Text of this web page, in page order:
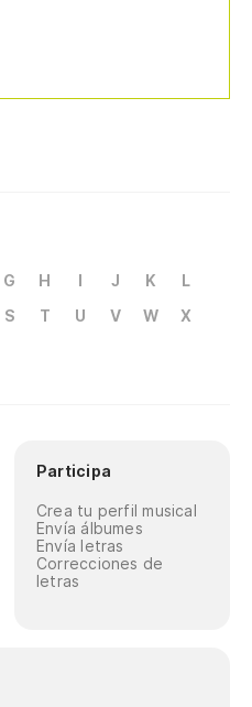
G H I J K
L
S T U V W
X
Participa
Crea tu perfil musical
Envía álbumes
Envía letras
Correcciones de
letras